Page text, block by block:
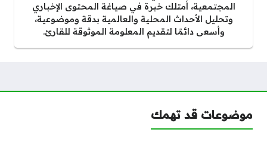
المجتمعية، أمتلك خبرة في صياغة المحتوى الإخباري
وتحليل الأحداث المحلية والعالمية بدقة وموضوعية،
وأسعى دائمًا لتقديم المعلومة الموثوقة للقارئ.
موضوعات قد تهمك